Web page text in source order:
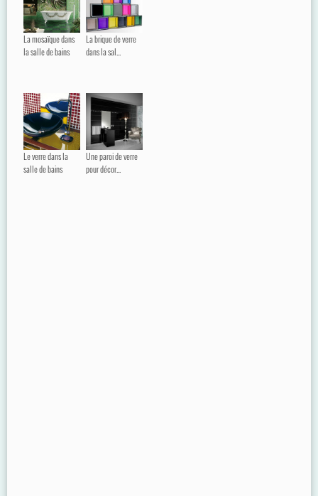
La mosaïque dans
la salle de bains
La brique de verre
dans la sal...
Le verre dans la
salle de bains
Une paroi de verre
pour décor...